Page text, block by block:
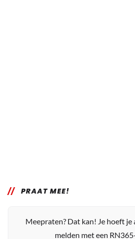
PRAAT MEE!
Meepraten? Dat kan! Je hoeft je
melden met een